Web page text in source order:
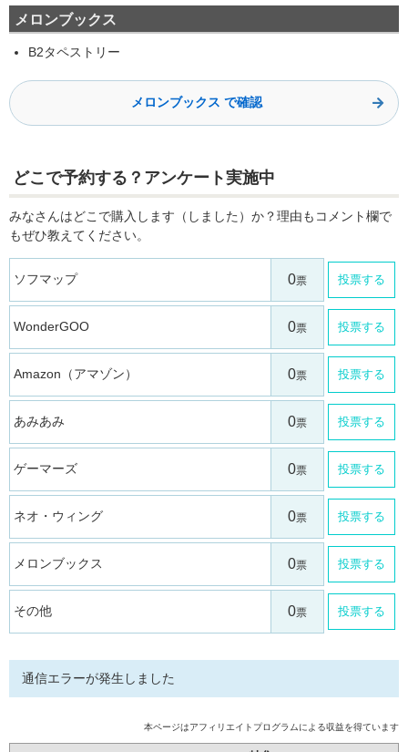
メロンブックス
B2タペストリー
メロンブックス で確認
どこで予約する？アンケート実施中
みなさんはどこで購入します（しました）か？理由もコメント欄で
もぜひ教えてください。
ソフマップ 投票する
WonderGOO 投票する
Amazon（アマゾン） 投票する
あみあみ 投票する
ゲーマーズ 投票する
ネオ・ウィング 投票する
メロンブックス 投票する
その他 投票する
通信エラーが発生しました
本ページはアフィリエイトプログラムによる収益を得ています